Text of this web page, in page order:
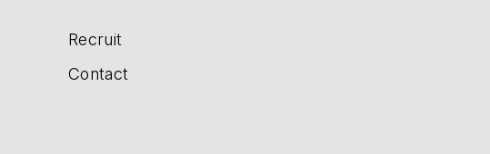
Recruit
Contact